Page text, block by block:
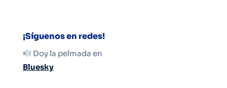
¡Síguenos en redes!
Doy la pelmada en
Bluesky